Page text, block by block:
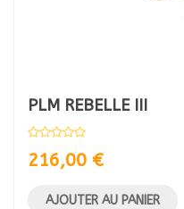
PLM REBELLE III
216,00 €
AJOUTER AU PANIER